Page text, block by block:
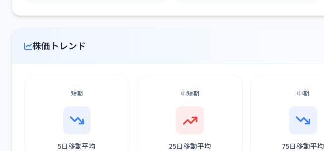
株価トレンド
短期
5日移動平均
中短期
25日移動平均
中期
75日移動平均